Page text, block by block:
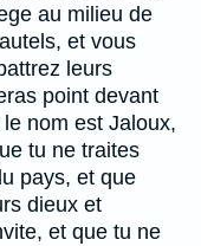
au milieu de
et vous
leurs
point devant
nom est Jaloux,
tu ne traites
pays, et que
dieux et
et que tu ne